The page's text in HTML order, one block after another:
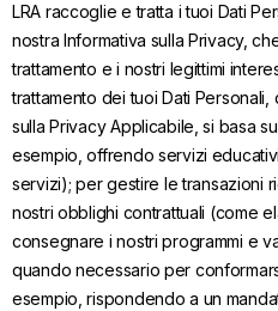
LRA raccoglie e tratta i tuoi Dati
nostra Informativa sulla Privacy,
trattamento e i nostri legittimi
trattamento dei tuoi Dati
sulla Privacy Applicabile, si basa
esempio, offrendo servizi
servizi); per gestire le transazioni
nostri obblighi contrattuali (come
consegnare i nostri programmi e
quando necessario per
esempio, rispondendo a un